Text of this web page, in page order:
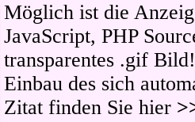
Möglich ist die
JavaScript, PHP
transparentes .gif
Einbau des sich
Zitat finden Sie hier